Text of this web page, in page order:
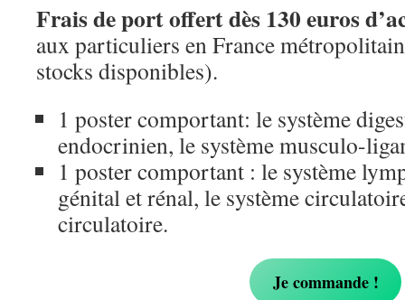
Frais de port offert dès 130 euros
aux particuliers en France
stocks disponibles).
1 poster comportant: le système
endocrinien, le système musculo-
1 poster comportant : le système
génital et rénal, le système
circulatoire.
Je commande !